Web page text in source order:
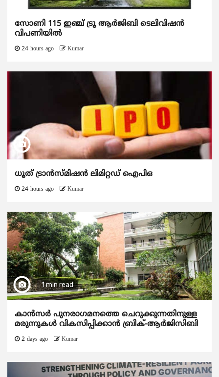
സോണി 115 ഇഞ്ച് ട്രൂ ആർജിബി ടെലിവിഷൻ
വിപണിയിൽ
24 hours ago Kumar
ധൂത് ട്രാൻസ്മിഷൻ ലിമിറ്റഡ് ഐപിഒ
24 hours ago Kumar
1 min read
കാന്‍സര്‍ പുനരാഗമനത്തെ ചെറുക്കുന്നതിനുള്ള
മരുന്നുകള്‍ വികസിപ്പിക്കാന്‍ ബ്രിക്-ആര്‍ജിസിബി
2 days ago Kumar